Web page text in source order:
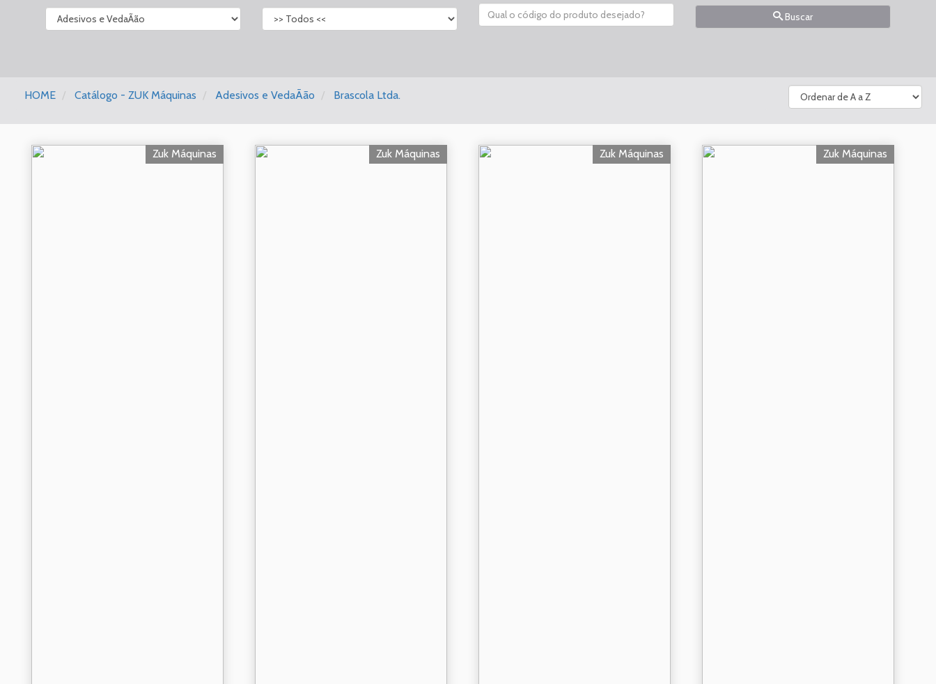
Buscar
HOME Catálogo - ZUK Máquinas Adesivos e VedaÃão Brascola Ltda.
Zuk Máquinas Zuk Máquinas Zuk Máquinas Zuk Máquinas